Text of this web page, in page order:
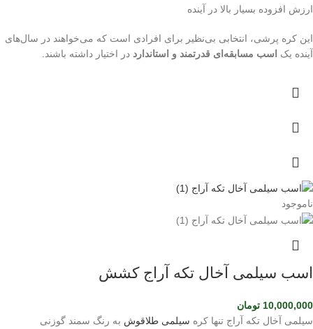
ارزش افزوده بسیار بالا در آینده
این کره پرشی، انتخابی بی‌نظیر برای افرادی است که می‌خواهند در سال‌های
آینده یک
اسب مسابقه‌ای قدرتمند و استاندارد در اختیار داشته باشند.
ناموجود
اسب سیلمی آخال تکه آراج کشش
10,000,000 تومان
سیلمی آخال تکه آراج تنها کره سیلمی طلاقوش به رنگ سمند گوزنی